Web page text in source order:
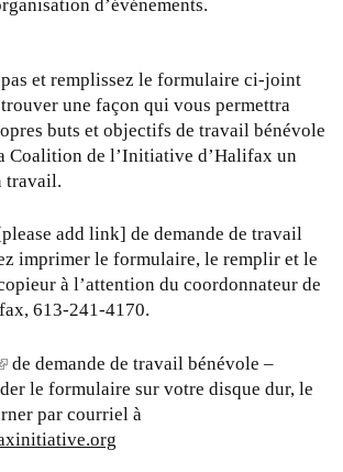
d’événements.
et remplissez le formulaire ci-joint
une façon qui vous permettra
buts et objectifs de travail bénévole
Coalition de l’Initiative d’Halifax un
travail.
add link] de demande de travail
imprimer le formulaire, le remplir et le
à l’attention du coordonnateur de
613-241-4170.
de demande de travail bénévole –
le formulaire sur votre disque dur, le
par courriel à